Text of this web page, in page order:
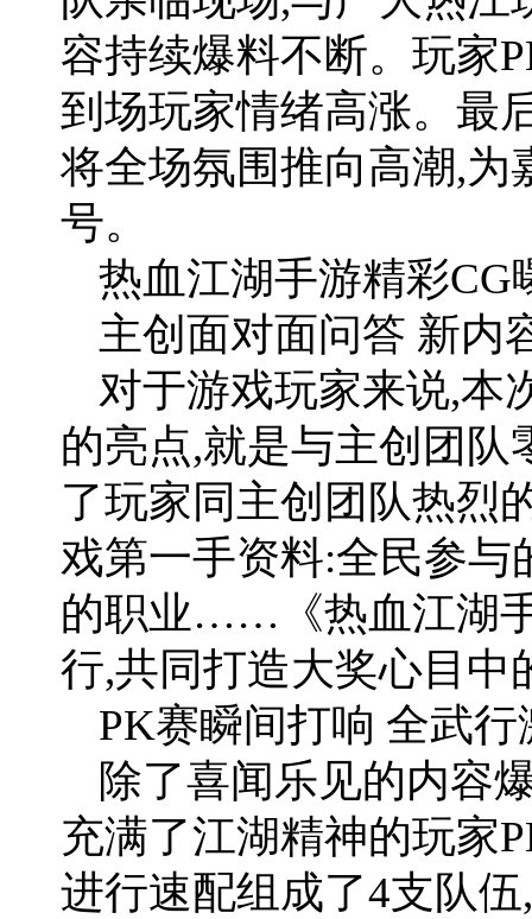
容持续爆料不断。玩家
到场玩家情绪高涨。最
将全场氛围推向高潮,为
号。
热血江湖手游精彩CG
主创面对面问答 新内
对于游戏玩家来说,本
的亮点,就是与主创团
了玩家同主创团队热烈
戏第一手资料:全民参与
的职业……《热血江湖
行,共同打造大奖心目中
PK赛瞬间打响 全武行
除了喜闻乐见的内容
充满了江湖精神的玩家
进行速配组成了4支队